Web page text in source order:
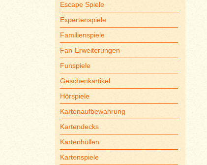
Escape Spiele
Expertenspiele
Familienspiele
Fan-Erweiterungen
Funspiele
Geschenkartikel
Hörspiele
Kartenaufbewahrung
Kartendecks
Kartenhüllen
Kartenspiele